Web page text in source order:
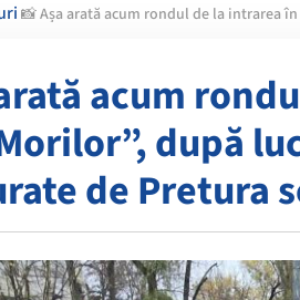
📸 Așa arată acum rondul de la intrarea
acum
după
de Pretura